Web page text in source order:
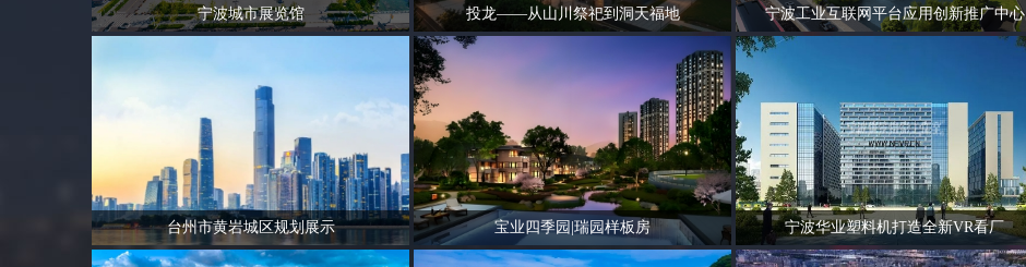
宁波城市展览馆 投龙——从山川祭祀到洞天福地 宁波工业互联网平台应用创新推广中心
台州市黄岩城区规划展示 宝业四季园|瑞园样板房 宁波华业塑料机打造全新VR看厂